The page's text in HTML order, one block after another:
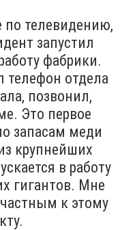
по телевидению,
запустил
фабрики.
телефон отдела
позвонил,
Это первое
запасам меди
крупнейших
в работу
гигантов. Мне
к этому